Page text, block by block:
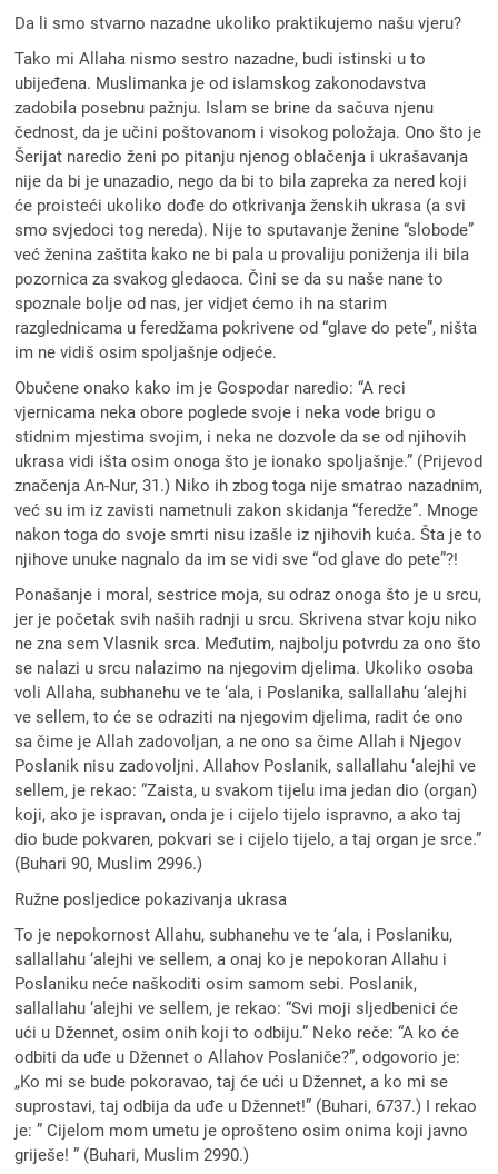
Da li smo stvarno nazadne ukoliko praktikujemo našu vjeru?
Tako mi Allaha nismo sestro nazadne, budi istinski u to
ubijeđena. Muslimanka je od islamskog zakonodavstva
zadobila posebnu pažnju. Islam se brine da sačuva njenu
čednost, da je učini poštovanom i visokog položaja. Ono što je
Šerijat naredio ženi po pitanju njenog oblačenja i ukrašavanja
nije da bi je unazadio, nego da bi to bila zapreka za nered koji
će proisteći ukoliko dođe do otkrivanja ženskih ukrasa (a svi
smo svjedoci tog nereda). Nije to sputavanje ženine “slobode”
već ženina zaštita kako ne bi pala u provaliju poniženja ili bila
pozornica za svakog gledaoca. Čini se da su naše nane to
spoznale bolje od nas, jer vidjet ćemo ih na starim
razglednicama u feredžama pokrivene od “glave do pete”, ništa
im ne vidiš osim spoljašnje odjeće.
Obučene onako kako im je Gospodar naredio: “A reci
vjernicama neka obore poglede svoje i neka vode brigu o
stidnim mjestima svojim, i neka ne dozvole da se od njihovih
ukrasa vidi išta osim onoga što je ionako spoljašnje.” (Prijevod
značenja An-Nur, 31.) Niko ih zbog toga nije smatrao nazadnim,
već su im iz zavisti nametnuli zakon skidanja “feredže”. Mnoge
nakon toga do svoje smrti nisu izašle iz njihovih kuća. Šta je to
njihove unuke nagnalo da im se vidi sve “od glave do pete”?!
Ponašanje i moral, sestrice moja, su odraz onoga što je u srcu,
jer je početak svih naših radnji u srcu. Skrivena stvar koju niko
ne zna sem Vlasnik srca. Međutim, najbolju potvrdu za ono što
se nalazi u srcu nalazimo na njegovim djelima. Ukoliko osoba
voli Allaha, subhanehu ve te ‘ala, i Poslanika, sallallahu ‘alejhi
ve sellem, to će se odraziti na njegovim djelima, radit će ono
sa čime je Allah zadovoljan, a ne ono sa čime Allah i Njegov
Poslanik nisu zadovoljni. Allahov Poslanik, sallallahu ‘alejhi ve
sellem, je rekao: “Zaista, u svakom tijelu ima jedan dio (organ)
koji, ako je ispravan, onda je i cijelo tijelo ispravno, a ako taj
dio bude pokvaren, pokvari se i cijelo tijelo, a taj organ je srce.”
(Buhari 90, Muslim 2996.)
Ružne posljedice pokazivanja ukrasa
To je nepokornost Allahu, subhanehu ve te ‘ala, i Poslaniku,
sallallahu ‘alejhi ve sellem, a onaj ko je nepokoran Allahu i
Poslaniku neće naškoditi osim samom sebi. Poslanik,
sallallahu ‘alejhi ve sellem, je rekao: “Svi moji sljedbenici će
ući u Džennet, osim onih koji to odbiju.” Neko reče: “A ko će
odbiti da uđe u Džennet o Allahov Poslaniče?”, odgovorio je:
„Ko mi se bude pokoravao, taj će ući u Džennet, a ko mi se
suprostavi, taj odbija da uđe u Džennet!” (Buhari, 6737.) I rekao
je: ” Cijelom mom umetu je oprošteno osim onima koji javno
griješe! ” (Buhari, Muslim 2990.)